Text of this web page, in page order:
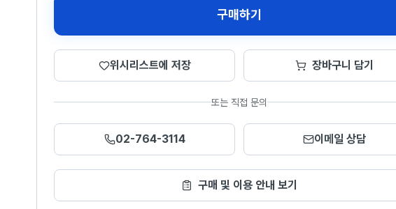
구매하기
위시리스트에 저장 장바구니 담기
또는 직접 문의
02-764-3114 이메일 상담
구매 및 이용 안내 보기